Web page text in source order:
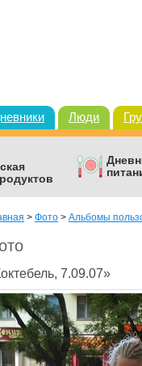
Люди
> Фото > Альбомы
7.09.07»